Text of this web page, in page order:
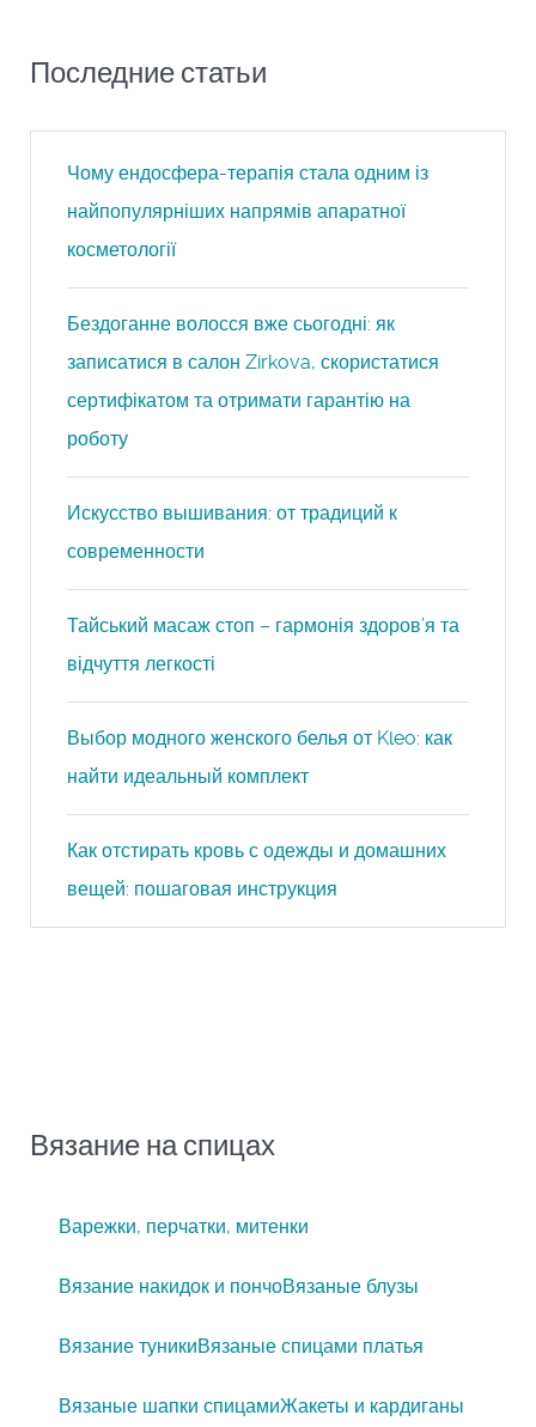
Последние статьи
Чому ендосфера-терапія стала одним із
найпопулярніших напрямів апаратної
косметології
Бездоганне волосся вже сьогодні: як
записатися в салон Zirkova, скористатися
сертифікатом та отримати гарантію на
роботу
Искусство вышивания: от традиций к
современности
Тайський масаж стоп – гармонія здоров’я та
відчуття легкості
Выбор модного женского белья от Kleo: как
найти идеальный комплект
Как отстирать кровь с одежды и домашних
вещей: пошаговая инструкция
Вязание на спицах
Варежки, перчатки, митенки
Вязание накидок и пончоВязаные блузы
Вязание туникиВязаные спицами платья
Вязаные шапки спицамиЖакеты и кардиганы